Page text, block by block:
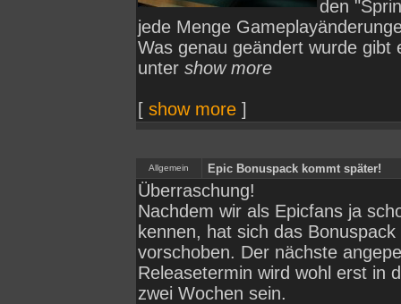
den
jede Menge
Was genau geändert wurde gibt
unter show more
[ show more]
Allgemein Epic Bonuspack kommt später!
Überraschung!
Nachdem wir als Epicfans ja
kennen, hat sich das
vorschoben. Der nächste
Releasetermin wird wohl erst in
zwei Wochen sein.